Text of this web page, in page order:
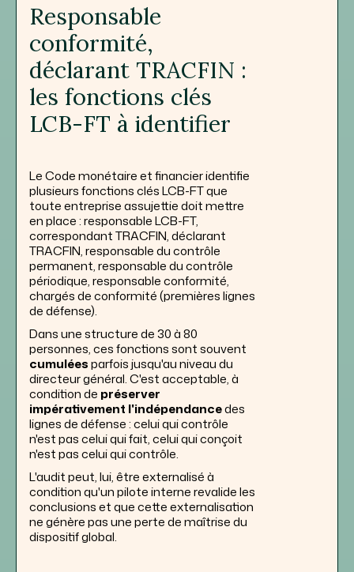
Responsable
conformité,
déclarant TRACFIN :
les fonctions clés
LCB-FT à identifier
Le Code monétaire et financier identifie
plusieurs fonctions clés LCB-FT que
toute entreprise assujettie doit mettre
en place : responsable LCB-FT,
correspondant TRACFIN, déclarant
TRACFIN, responsable du contrôle
permanent, responsable du contrôle
périodique, responsable conformité,
chargés de conformité (premières lignes
de défense).
Dans une structure de 30 à 80
personnes, ces fonctions sont souvent
cumuléesparfois jusqu'au niveau du
directeur général. C'est acceptable, à
condition de préserver
impérativement l'indépendancedes
lignes de défense : celui qui contrôle
n'est pas celui qui fait, celui qui conçoit
n'est pas celui qui contrôle.
L'audit peut, lui, être externalisé à
condition qu'un pilote interne revalide les
conclusions et que cette externalisation
ne génère pas une perte de maîtrise du
dispositif global.